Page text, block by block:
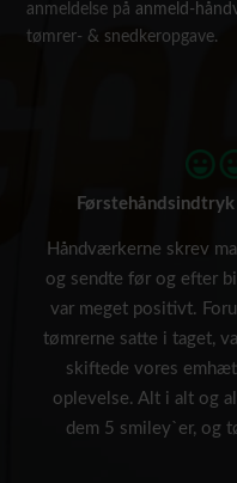
anmeldelse påanmeld-
tømrer- & snedkeropgave.
Håndværkerne skrev
og sendte før og efter
var meget positivt.
tømrerne satte i taget,
skiftede vores
oplevelse. Alt i alt og
dem 5 smiley`er, og